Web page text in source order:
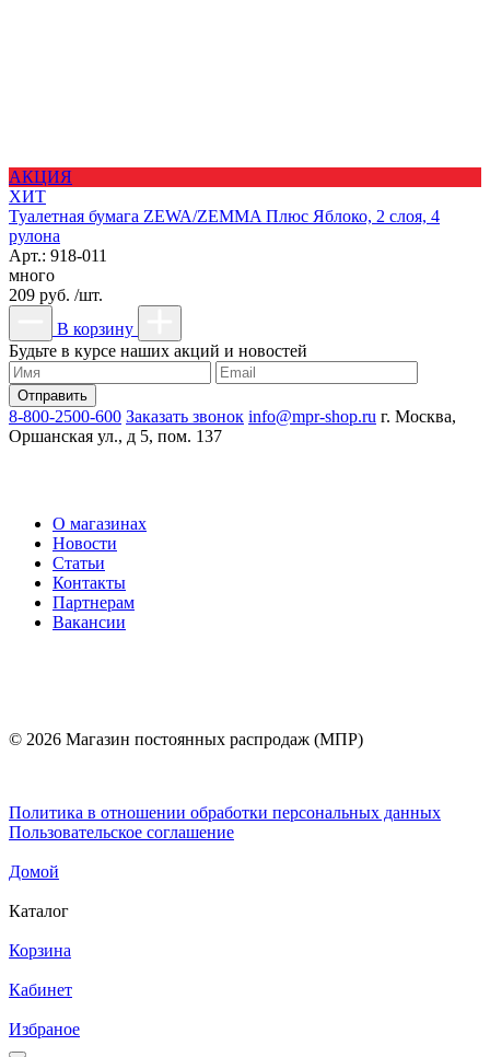
АКЦИЯ
ХИТ
Туалетная бумага ZEWA/ZEMMA Плюс Яблоко, 2 слоя, 4
рулона
Арт.: 918-011
много
209 руб. /шт.
В корзину
Будьте в курсе наших акций и новостей
8-800-2500-600 Заказать звонок info@mpr-shop.ru г. Москва,
Оршанская ул., д 5, пом. 137
О магазинах
Новости
Статьи
Контакты
Партнерам
Вакансии
© 2026 Магазин постоянных распродаж (МПР)
Политика в отношении обработки персональных данных
Пользовательское соглашение
Домой
Каталог
Корзина
Кабинет
Избраное